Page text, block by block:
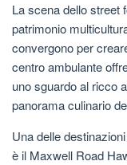
La scena dello street
patrimonio
convergono per
centro ambulante
uno sguardo al ricco
panorama culinario
Una delle
è il Maxwell Road